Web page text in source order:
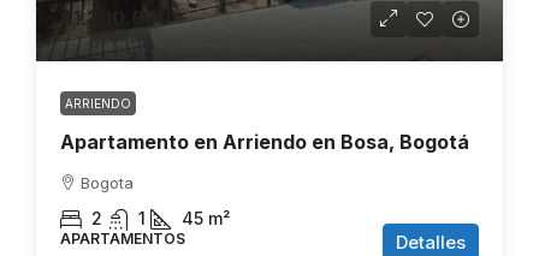
$1.200.000
ARRIENDO
Apartamento en Arriendo en Bosa, Bogotá
Bogota
2 1 45 m²
APARTAMENTOS Detalles